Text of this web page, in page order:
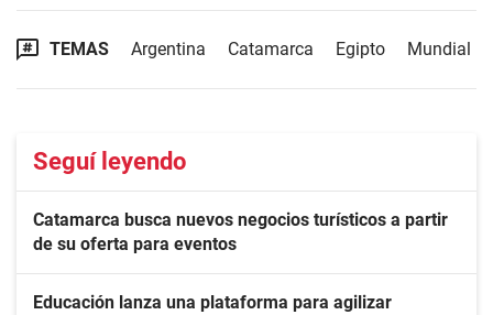
TEMAS Argentina Catamarca Egipto Mundial
Seguí leyendo
Catamarca busca nuevos negocios turísticos a partir
de su oferta para eventos
Educación lanza una plataforma para agilizar